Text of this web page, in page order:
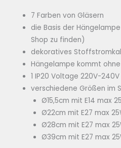
7 Farben von Gläsern
die Basis der
Shop zu finden)
dekoratives
Hängelampe kommt
1 IP20 Voltage 220V-240V
verschiedene Größen im
Ø15,5cm mit E14 max
Ø22cm mit E27 max
Ø28cm mit E27 max
Ø39cm mit E27 max